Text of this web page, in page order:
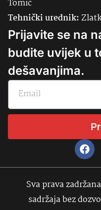
Tomić
Tehnički urednik:
Prijavite se na
budite uvijek u
dešavanjima.
Sva prava
sadržaja bez